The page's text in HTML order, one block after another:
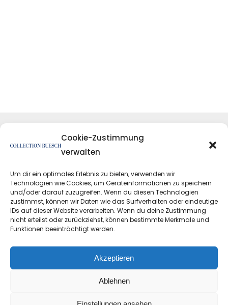
Cookie-Zustimmung
verwalten
Um dir ein optimales Erlebnis zu bieten, verwenden wir
Technologien wie Cookies, um Geräteinformationen zu speichern
und/oder darauf zuzugreifen. Wenn du diesen Technologien
zustimmst, können wir Daten wie das Surfverhalten oder eindeutige
IDs auf dieser Website verarbeiten. Wenn du deine Zustimmung
nicht erteilst oder zurückziehst, können bestimmte Merkmale und
Funktionen beeinträchtigt werden.
Akzeptieren
Ablehnen
Impressum